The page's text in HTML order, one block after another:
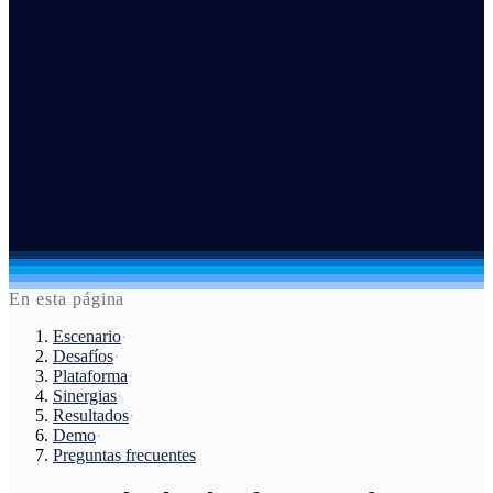
En esta página
Escenario·
Desafíos·
Plataforma·
Sinergias·
Resultados·
Demo·
Preguntas frecuentes